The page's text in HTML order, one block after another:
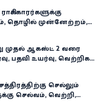
தொழில் முன்னேற்றம்,
முதல் ஆகஸ்ட் 2 வரை
பதவி உயர்வு, வெற்றிகள்
செல்லும்
செல்வம், வெற்றி,